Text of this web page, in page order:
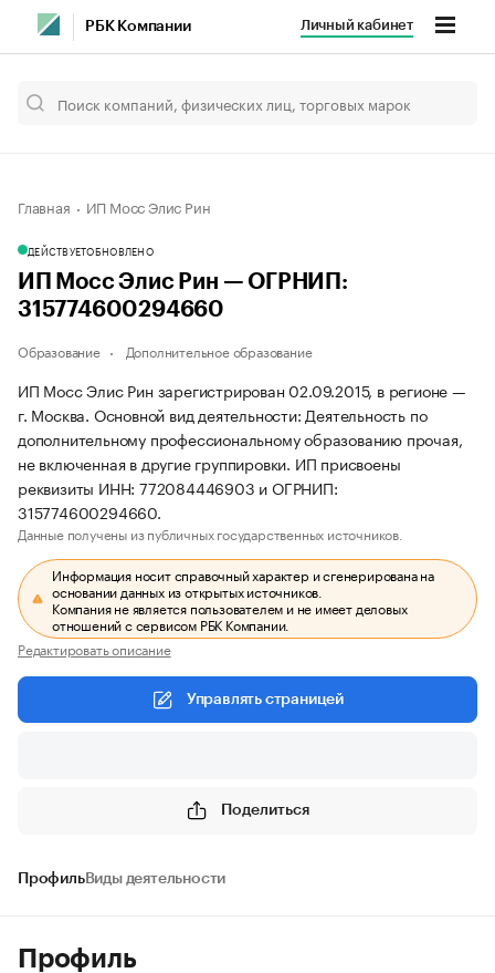
РБК Компании Личный кабинет
Главная ИП Мосс Элис Рин
ДЕЙСТВУЕТОБНОВЛЕНО
ИП Мосс Элис Рин — ОГРНИП:
315774600294660
Образование Дополнительное образование
ИП Мосс Элис Рин зарегистрирован 02.09.2015, в регионе —
г. Москва. Основной вид деятельности: Деятельность по
дополнительному профессиональному образованию прочая,
не включенная в другие группировки. ИП присвоены
реквизиты ИНН: 772084446903 и ОГРНИП:
315774600294660.
Данные получены из публичных государственных источников.
Информация носит справочный характер и сгенерирована на
основании данных из открытых источников.
Компания не является пользователем и не имеет деловых
отношений с сервисом РБК Компании.
Редактировать описание
Управлять страницей
Поделиться
ПрофильВиды деятельности
Профиль